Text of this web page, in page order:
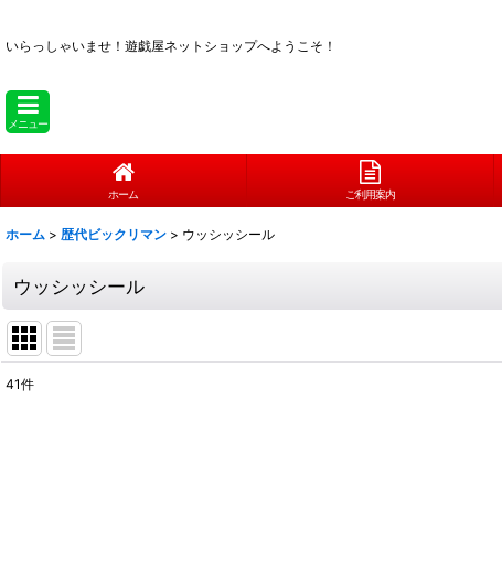
いらっしゃいませ！ 遊戯屋ネットショップへようこそ！
メニュー
ホーム ご利用案内
ホーム > 歴代ビックリマン > ウッシッシール
ウッシッシール
41件